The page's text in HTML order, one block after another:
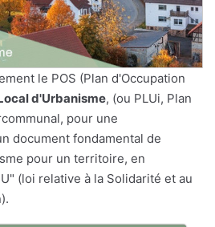
le POS (Plan d'Occupation
d'Urbanisme, (ou PLUi, Plan
pour une
document fondamental de
pour un territoire, en
(loi relative à la Solidarité et au